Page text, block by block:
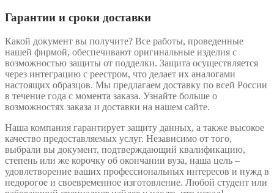
Гарантии и сроки доставки
Какой документ вы получите? Все работы, проведенные
нашей фирмой, обеспечивают оригинальные изделия с
возможностью защиты от подделки. Защита осуществляется
через интеграцию с реестром, что делает их аналогами
настоящих образцов. Мы предлагаем доставку по всей России
в течение года с момента заказа. Узнайте больше о
возможностях заказа и доставки на нашем сайте.
Наша компания гарантирует защиту данных, а также высокое
качество предоставляемых услуг. Независимо от того,
выбрали вы документ, подтверждающий квалификацию,
степень или же корочку об окончании вуза, наша цель –
удовлетворение ваших профессиональных интересов и нужд в
недорогое и своевременное изготовление. Любой студент или